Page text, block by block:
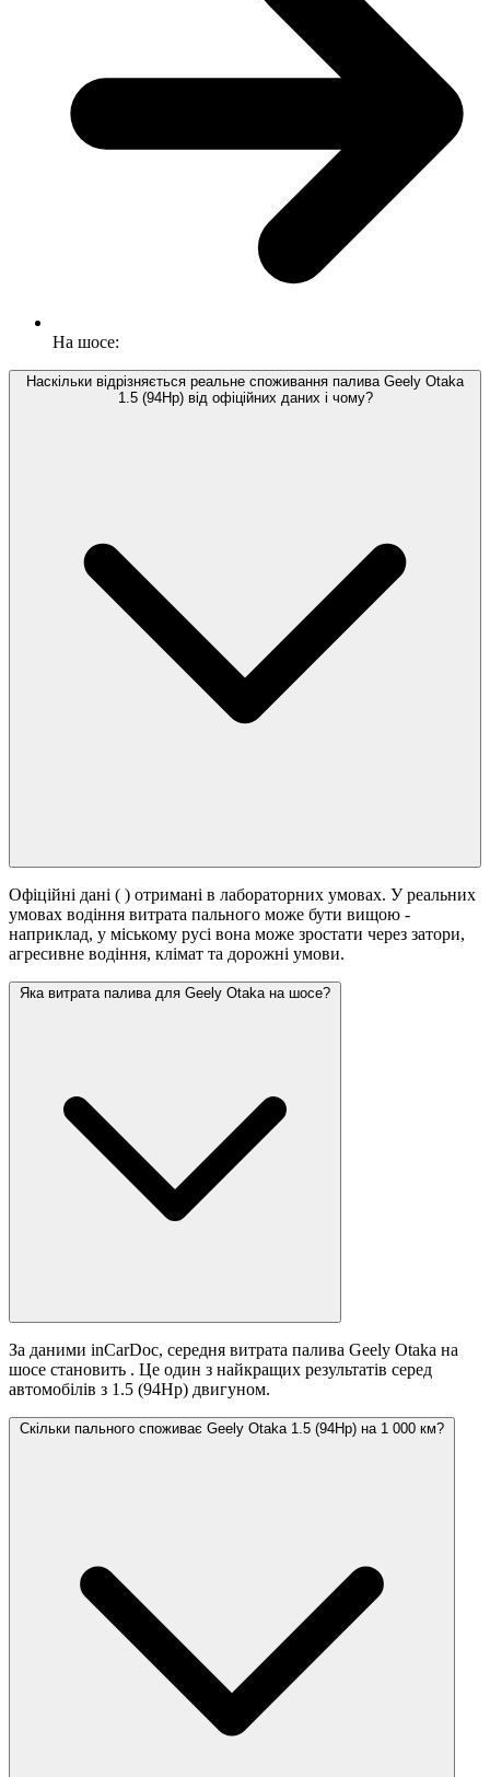
На шосе:
Наскільки відрізняється реальне споживання палива Geely Otaka
1.5 (94Hp) від офіційних даних і чому?
Офіційні дані ( ) отримані в лабораторних умовах. У реальних
умовах водіння витрата пального може бути вищою -
наприклад, у міському русі вона може зростати через затори,
агресивне водіння, клімат та дорожні умови.
Яка витрата палива для Geely Otaka на шосе?
За даними inCarDoc, середня витрата палива Geely Otaka на
шосе становить . Це один з найкращих результатів серед
автомобілів з 1.5 (94Hp) двигуном.
Скільки пального споживає Geely Otaka 1.5 (94Hp) на 1 000 км?